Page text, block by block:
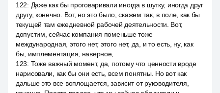
122: Даже как бы проговаривали иногда в шутку, иногда друг
другу, конечно. Вот, но это было, скажем так, в поле, как бы
текущей там ежедневной рабочей деятельности. Вот,
допустим, сейчас компания поменьше тоже
международная, этого нет, этого нет, да, и то есть, ну, как
бы, имплементация, наверное,
123: Тоже важный момент, да, потому что ценности вроде
нарисовали, как бы они есть, всем понятны. Но вот как
дальше это все воплощается, зависит от руководителя,